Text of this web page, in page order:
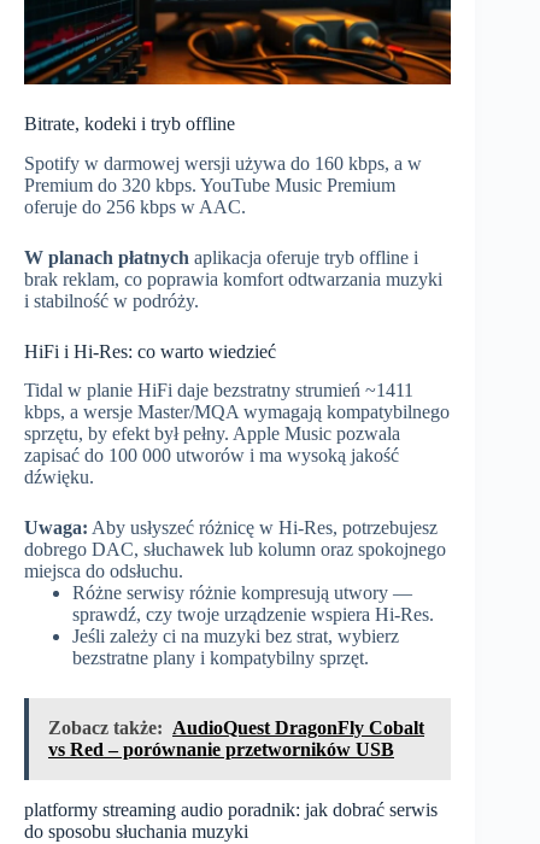
Bitrate, kodeki i tryb offline
Spotify w darmowej wersji używa do 160 kbps, a w
Premium do 320 kbps. YouTube Music Premium
oferuje do 256 kbps w AAC.
W planach płatnych aplikacja oferuje tryb offline i
brak reklam, co poprawia komfort odtwarzania muzyki
i stabilność w podróży.
HiFi i Hi‑Res: co warto wiedzieć
Tidal w planie HiFi daje bezstratny strumień ~1411
kbps, a wersje Master/MQA wymagają kompatybilnego
sprzętu, by efekt był pełny. Apple Music pozwala
zapisać do 100 000 utworów i ma wysoką jakość
dźwięku.
Uwaga: Aby usłyszeć różnicę w Hi‑Res, potrzebujesz
dobrego DAC, słuchawek lub kolumn oraz spokojnego
miejsca do odsłuchu.
Różne serwisy różnie kompresują utwory —
sprawdź, czy twoje urządzenie wspiera Hi‑Res.
Jeśli zależy ci na muzyki bez strat, wybierz
bezstratne plany i kompatybilny sprzęt.
Zobacz także: AudioQuest DragonFly Cobalt
vs Red – porównanie przetworników USB
platformy streaming audio poradnik: jak dobrać serwis
do sposobu słuchania muzyki